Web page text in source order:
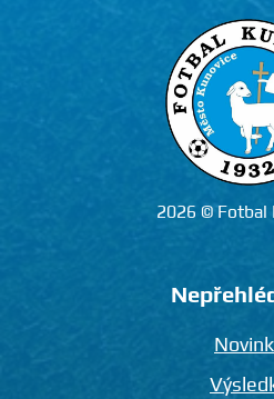
2026 © Fotbal